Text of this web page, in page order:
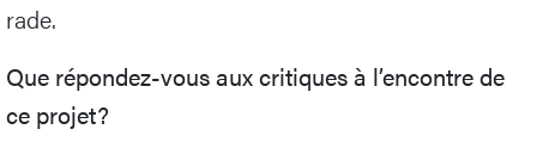
rade.
Que répondez-vous aux critiques à l’encontre de
ce projet?